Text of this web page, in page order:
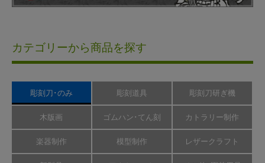
カテゴリーから商品を探す
彫刻刀･のみ 彫刻道具 彫刻刀研ぎ機
木版画 ゴムハン･てん刻 カトラリー制作
楽器制作 模型制作 レザークラフト